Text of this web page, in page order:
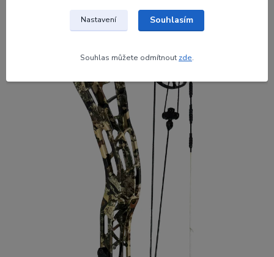
Nastavení Souhlasím
Souhlas můžete odmítnout zde.